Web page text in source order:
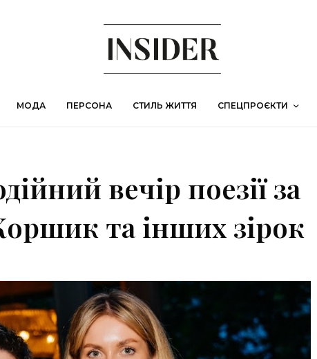
МОДА ПЕРСОНА СТИЛЬ ЖИТТЯ СПЕЦПРОЄКТИ
вечір поезії за
та інших зірок